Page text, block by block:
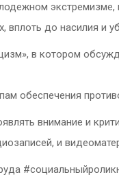
до насилия и
в котором
обеспечения
внимание и
и